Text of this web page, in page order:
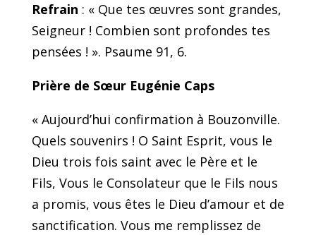
Refrain : « Que tes œuvres sont grandes,
Seigneur ! Combien sont profondes tes
pensées ! ». Psaume 91, 6.
Prière de Sœur Eugénie Caps
« Aujourd’hui confirmation à Bouzonville.
Quels souvenirs ! O Saint Esprit, vous le
Dieu trois fois saint avec le Père et le
Fils, Vous le Consolateur que le Fils nous
a promis, vous êtes le Dieu d’amour et de
sanctification. Vous me remplissez de